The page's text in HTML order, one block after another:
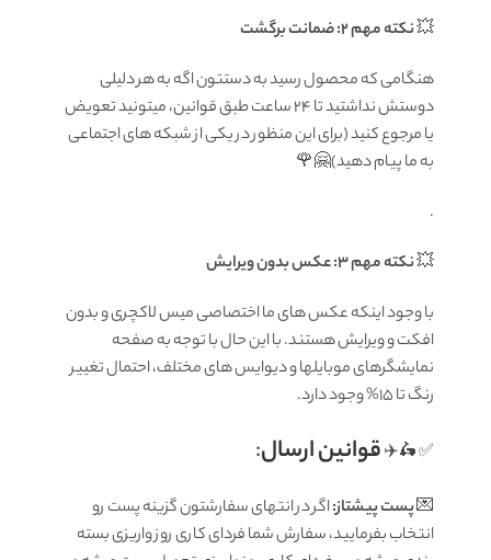
💥نکته مهم 2: ضمانت برگشت
هنگامی که محصول رسید به دستتون اگه به هر دلیلی
دوستش نداشتید تا ۲۴ ساعت طبق قوانین، میتونید تعویض
یا مرجوع کنید (برای این منظور در یکی از شبکه های اجتماعی
به ما پیام دهید)🤗🌹
.
💥نکته مهم 3: عکس بدون ویرایش
با وجود اینکه عکس های ما اختصاصی میس لاکچری و بدون
افکت و ویرایش هستند. با این حال با توجه به صفحه
نمایشگرهای موبایلها و دیوایس های مختلف، احتمال تغییر
رنگ تا 15% وجود دارد.
✅ 🛵✈️قوانين ارسال:
💌پست پیشتاز:اگر در انتهای سفارشتون گزینه پست رو
انتخاب بفرمایید، سفارش شما فردای کاری روز واریزی بسته